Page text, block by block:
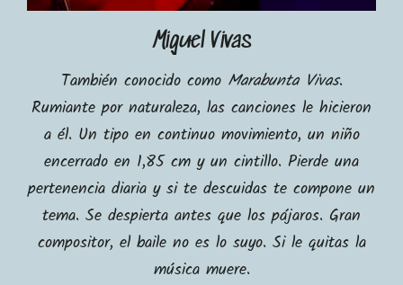
Miguel Vivas
También conocido como Marabunta Vivas.
Rumiante por naturaleza, las canciones le hicieron
a él. Un tipo en continuo movimiento, un niño
encerrado en 1,85 cm y un cintillo. Pierde una
pertenencia diaria y si te descuidas te compone un
tema. Se despierta antes que los pájaros. Gran
compositor, el baile no es lo suyo. Si le quitas la
música muere.